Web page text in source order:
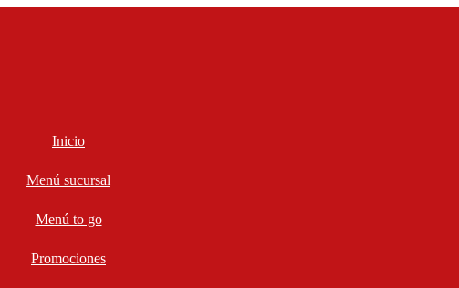
Inicio
Menú sucursal
Menú to go
Promociones